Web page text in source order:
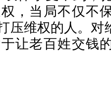
，当局不仅不
压维权的人。对
让老百姓交钱